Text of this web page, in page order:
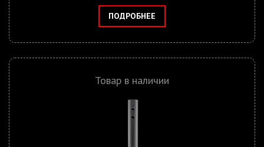
ПОДРОБНЕЕ
Товар в наличии